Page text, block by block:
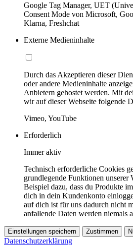
Google Tag Manager, UET
Consent Mode von Microsoft,
Klarna, Freshchat
Externe Medieninhalte
Durch das Akzeptieren dieser
oder andere Medieninhalte
Anbietern gehostet werden. Mit
wir auf dieser Webseite folgende
Vimeo, YouTube
Erforderlich
Immer aktiv
Technisch erforderliche Cookies
grundlegende Funktionen unserer
Beispiel dazu, dass du Produkte
dich in dein Kundenkonto
auf dich ist für uns dadurch nicht
anfallende Daten werden niemals
Einstellungen speichern Zustimmen
Datenschutzerklärung